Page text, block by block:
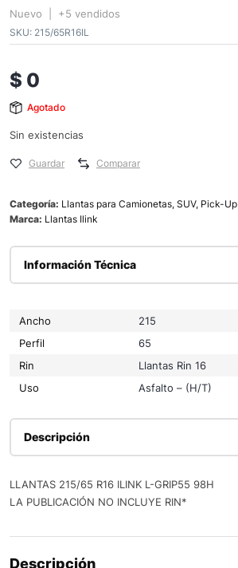
Nuevo | +5 vendidos
SKU: 215/65R16IL
$ 0
Agotado
Sin existencias
Guardar Comparar
Categoría: Llantas para Camionetas, SUV, Pick-Up
Marca: Llantas Ilink
Información Técnica
Ancho
215
Perfil
65
Rin
Llantas Rin 16
Uso
Asfalto – (H/T)
Descripción
LLANTAS 215/65 R16 ILINK L-GRIP55 98H
LA PUBLICACIÓN NO INCLUYE RIN*
Descripción